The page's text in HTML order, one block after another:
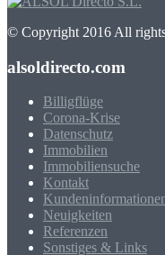
© Copyright 2016 All
alsoldirecto.com
Billigflüge
Corona-Krise
Datenschutz
Immobilien
Immobiliensuche
Kontakt
Neuigkeiten
Referenzen
Sonstiges & Links